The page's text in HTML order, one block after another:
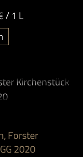
/ 1 L
Forster
2020